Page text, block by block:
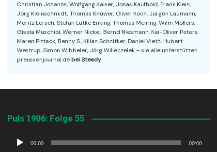
Christian Johanns, Wolfgang Kaiser, Jonas Kaufhold, Frank Klein,
Jörg Kleinschmidt, Thomas Knüwer, Oliver Koch, Jürgen Laumann,
Moritz Lersch, Stefan Lütke Enking, Thomas Meiring, Wilm Möllers,
Gisela Muschiol, Werner Nickel, Bernd Niesmann, Kai-Oliver Peters,
Maren Pittack, Benny S., Kilian Schnitker, Daniel Vieth, Hubert
Westrup, Simon Wibbeler, Jörg Willeczelek – sie alle unterstützen
preussenjournal.de bei Steady
Puls 1906: Folge 55
Audio-
00:00 00:00